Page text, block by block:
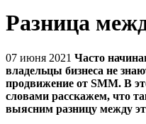
Разница
07 июня 2021 Часто
владельцы бизнеса не
продвижение от SMM. В
словами расскажем, что
выясним разницу между